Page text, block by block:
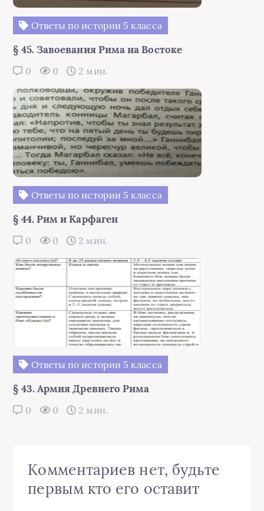
Ответы по истории 5 класса
§ 45. Завоевания Рима на Востоке
0 0 2 мин.
Ответы по истории 5 класса
§ 44. Рим и Карфаген
0 0 2 мин.
Ответы по истории 5 класса
§ 43. Армия Древнего Рима
0 0 2 мин.
Комментариев нет, будьте
первым кто его оставит